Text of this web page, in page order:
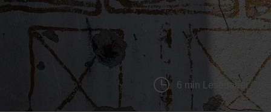
6 min Lesedauer